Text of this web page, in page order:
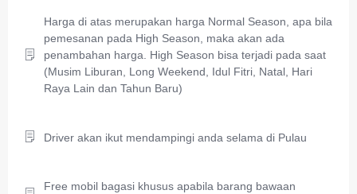
Harga di atas merupakan harga Normal Season, apa bila
pemesanan pada High Season, maka akan ada
penambahan harga. High Season bisa terjadi pada saat
(Musim Liburan, Long Weekend, Idul Fitri, Natal, Hari
Raya Lain dan Tahun Baru)
Driver akan ikut mendampingi anda selama di Pulau
Free mobil bagasi khusus apabila barang bawaan